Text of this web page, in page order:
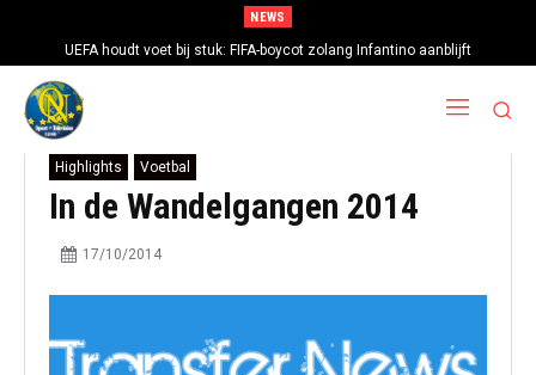
NEWS
UEFA houdt voet bij stuk: FIFA-boycot zolang Infantino aanblijft
Highlights Voetbal
In de Wandelgangen 2014
17/10/2014